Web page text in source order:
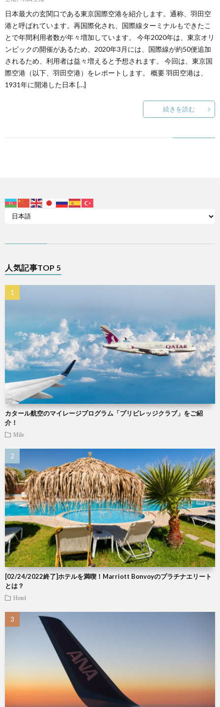
日本最大の玄関口である東京国際空港を紹介します。通称、羽田空
港と呼ばれています。再国際化され、国際線ターミナルもできたこ
とで年間利用者数が年々増加しています。 今年2020年は、東京オリ
ンピックの開催があるため、2020年3月には、国際線が約50便追加
されるため、利用者は益々増えると予想されます。 今回は、東京国
際空港（以下、羽田空港）をレポートします。 概要 羽田空港は、
1931年に開港した日本 […]
続きを読む
人気記事TOP 5
カタール航空のマイレージプログラム「プリビレッジクラブ」をご紹
介！
Mile
[02/24/2022終了]ホテルを満喫！Marriott Bonvoyのプラチナエリート
とは？
Hotel